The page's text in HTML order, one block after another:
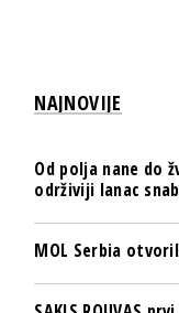
NAJNOVIJE
Od polja nane do
održiviji lanac
MOL Serbia